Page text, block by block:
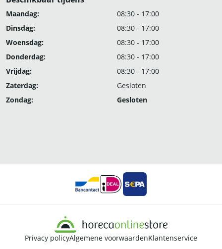
Maandag:
08:30 - 17:00
Dinsdag:
08:30 - 17:00
Woensdag:
08:30 - 17:00
Donderdag:
08:30 - 17:00
Vrijdag:
08:30 - 17:00
Zaterdag:
Gesloten
Zondag:
Gesloten
Privacy policyAlgemene voorwaardenKlantenservice